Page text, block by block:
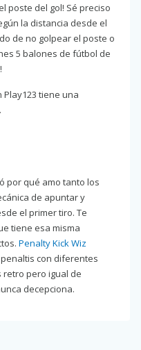
poste del gol! Sé preciso
la distancia desde el
de no golpear el poste o
5 balones de fútbol de
Play123 tiene una
por qué amo tanto los
de apuntar y
el primer tiro. Te
tiene esa misma
Penalty Kick Wiz
con diferentes
retro pero igual de
decepciona.